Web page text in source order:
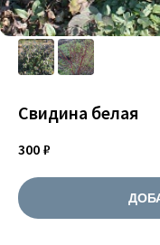
Свидина белая
300 ₽